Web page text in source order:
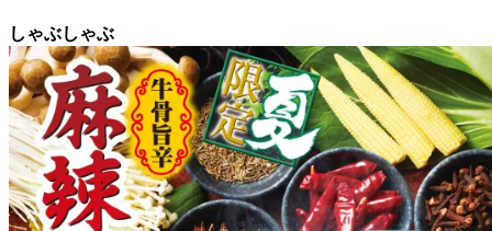
しゃぶしゃぶ